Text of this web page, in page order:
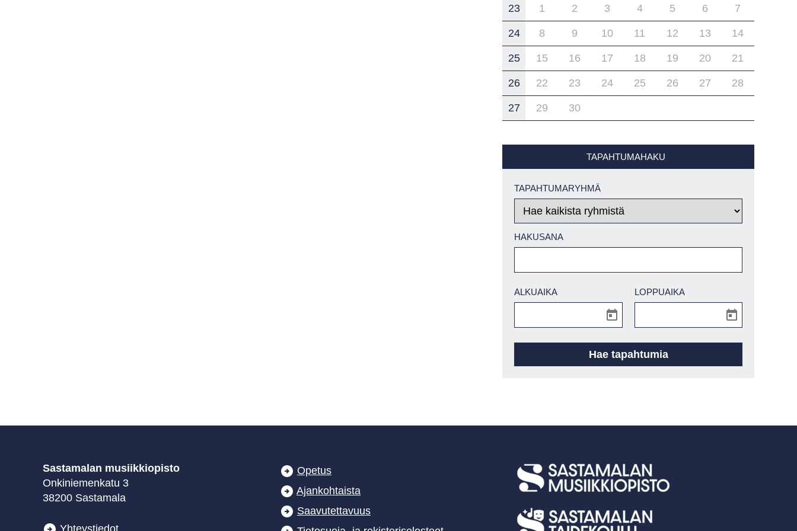
23 1 2 3 4 5 6 7
24 8 9 10 11 12 13 14
25 15 16 17 18 19 20 21
26 22 23 24 25 26 27 28
27 29 30
TAPAHTUMAHAKU
TAPAHTUMARYHMÄ
HAKUSANA
ALKUAIKA LOPPUAIKA
Sastamalan musiikkiopisto
Onkiniemenkatu 3
38200 Sastamala
Yhteystiedot
Opetus
Ajankohtaista
Saavutettavuus